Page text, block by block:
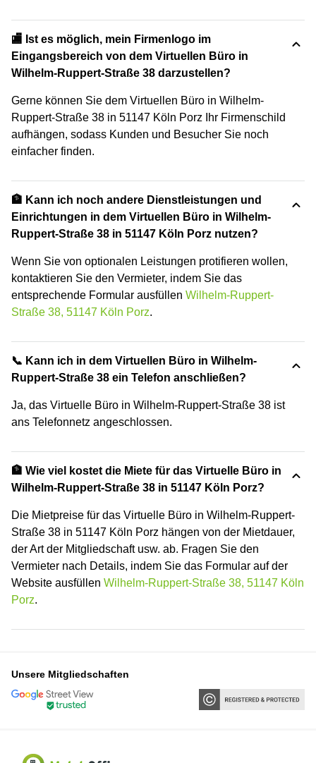
🏬 Ist es möglich, mein Firmenlogo im
Eingangsbereich von dem Virtuellen Büro in
Wilhelm-Ruppert-Straße 38 darzustellen?
Gerne können Sie dem Virtuellen Büro in Wilhelm-
Ruppert-Straße 38 in 51147 Köln Porz Ihr Firmenschild
aufhängen, sodass Kunden und Besucher Sie noch
einfacher finden.
🏦 Kann ich noch andere Dienstleistungen und
Einrichtungen in dem Virtuellen Büro in Wilhelm-
Ruppert-Straße 38 in 51147 Köln Porz nutzen?
Wenn Sie von optionalen Leistungen protifieren wollen,
kontaktieren Sie den Vermieter, indem Sie das
entsprechende Formular ausfüllen Wilhelm-Ruppert-
Straße 38, 51147 Köln Porz.
📞 Kann ich in dem Virtuellen Büro in Wilhelm-
Ruppert-Straße 38 ein Telefon anschließen?
Ja, das Virtuelle Büro in Wilhelm-Ruppert-Straße 38 ist
ans Telefonnetz angeschlossen.
🏦 Wie viel kostet die Miete für das Virtuelle Büro in
Wilhelm-Ruppert-Straße 38 in 51147 Köln Porz?
Die Mietpreise für das Virtuelle Büro in Wilhelm-Ruppert-
Straße 38 in 51147 Köln Porz hängen von der Mietdauer,
der Art der Mitgliedschaft usw. ab. Fragen Sie den
Vermieter nach Details, indem Sie das Formular auf der
Website ausfüllen Wilhelm-Ruppert-Straße 38, 51147 Köln
Porz.
Unsere Mitgliedschaften